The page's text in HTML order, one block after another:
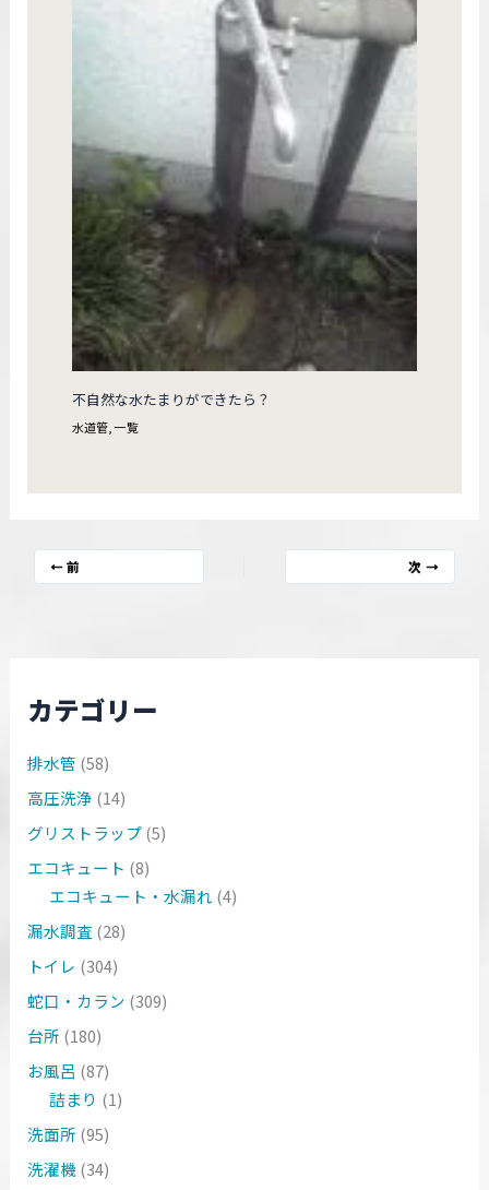
不自然な水たまりができたら？
水道管 ,一覧
前 次
カテゴリー
排水管 (58)
高圧洗浄 (14)
グリストラップ(5)
エコキュート (8)
エコキュート・水漏れ (4)
漏水調査 (28)
トイレ (304)
蛇口・カラン (309)
台所 (180)
お風呂 (87)
詰まり (1)
洗面所 (95)
洗濯機 (34)